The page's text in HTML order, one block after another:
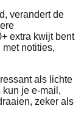
verandert de
extra kwijt bent
notities,
als lichte
je e‑mail,
zeker als